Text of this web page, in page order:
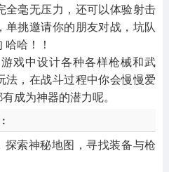
全毫无压力，还可以体验射击
单挑邀请你的朋友对战，坑队
哈！！
戏中设计各种各样枪械和武
，在战斗过程中你会慢慢爱
成为神器的潜力呢。
索神秘地图，寻找装备与枪